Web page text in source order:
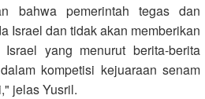
bahwa pemerintah tegas dan
Israel dan tidak akan memberikan
yang menurut berita-berita
kompetisi kejuaraan senam
jelas Yusril.